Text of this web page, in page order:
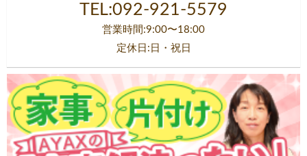
TEL:092-921-5579
営業時間:9:00〜18:00
定休日:日・祝日